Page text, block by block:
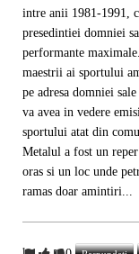
intre anii 1981-1991,
presedintiei domniei
performante
maestrii ai sportului
pe adresa domniei
va avea in vedere
sportului atat din
Metalul a fost un
oras si un loc unde
ramas doar amintiri...